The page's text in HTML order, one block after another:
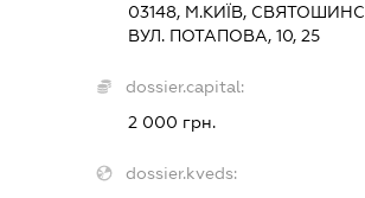
03148, М.КИЇВ,
ВУЛ. ПОТАПОВА, 10, 25
dossier.capital:
2 000 грн.
dossier.kveds: